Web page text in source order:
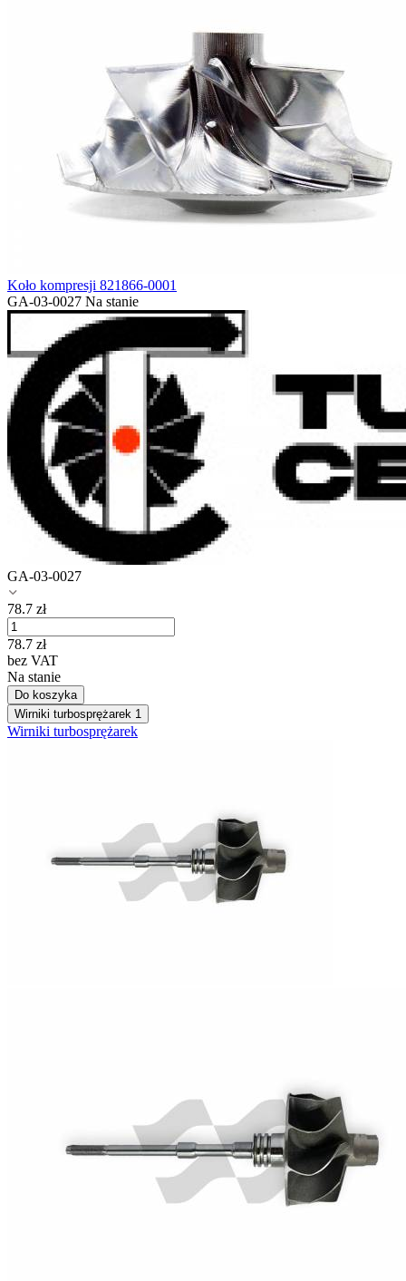
Koło kompresji 821866-0001
GA-03-0027 Na stanie
GA-03-0027
78.7 zł
78.7 zł
bez VAT
Na stanie
Do koszyka
Wirniki turbosprężarek 1
Wirniki turbosprężarek